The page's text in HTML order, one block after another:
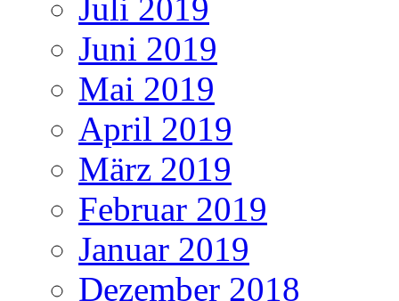
Juli 2019
Juni 2019
Mai 2019
April 2019
März 2019
Februar 2019
Januar 2019
Dezember 2018